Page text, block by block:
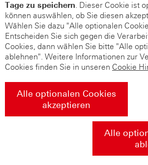
Tage zu speichern. Dieser Cookie ist
können auswählen, ob Sie diesen
Wählen Sie dazu "Alle optionalen
Entscheiden Sie sich gegen die
Cookies, dann wählen Sie bitte "Alle
ablehnen". Weitere Informationen zur
Cookies finden Sie in unseren Cookie
Alle optionalen Cookies
akzeptieren
Alle